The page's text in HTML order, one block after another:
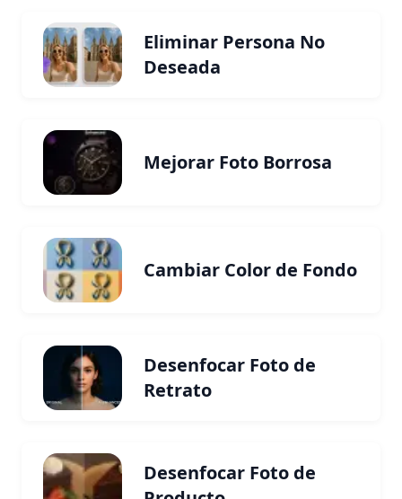
Eliminar Persona No
Deseada
Mejorar Foto Borrosa
Cambiar Color de Fondo
Desenfocar Foto de
Retrato
Desenfocar Foto de